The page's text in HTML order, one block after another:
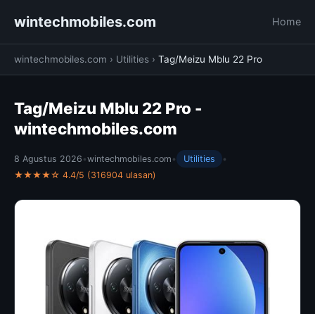
wintechmobiles.com Home
wintechmobiles.com › Utilities › Tag/Meizu Mblu 22 Pro
Tag/Meizu Mblu 22 Pro -
wintechmobiles.com
8 Agustus 2026 •wintechmobiles.com • Utilities
•
★★★★☆ 4.4/5 (316904 ulasan)